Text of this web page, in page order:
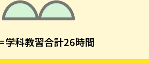
学科教習合計26時間